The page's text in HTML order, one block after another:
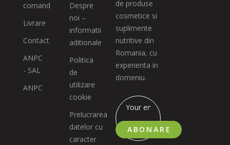
comand
Livrare
Contact
ANPC
- SAL
ANPC
Despre
noi –
informatii
aditionale
Politica
de
utilizare
cookie
Prelucrarea
datelor cu
caracter
de produse
cosmetice si
suplimente
nutritive din
Romania, cu
experienta in
domeniu.
ABONARE